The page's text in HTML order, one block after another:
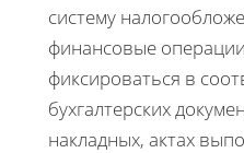
систему
финансовые
фиксироваться в
бухгалтерских
накладных, актах